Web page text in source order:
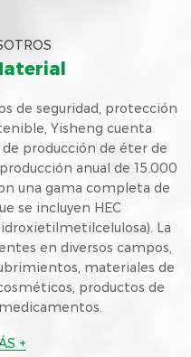
de seguridad, protección
Yisheng cuenta
producción de éter de
anual de 15.000
una gama completa de
se incluyen HEC
La
en diversos campos,
materiales de
productos de
+